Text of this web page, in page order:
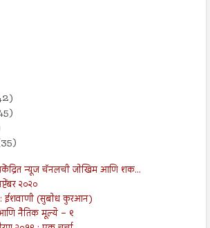
न्यूज चॅनलची जोखिम आणि शक...
२०२०
(सुबोध कुरआन)
नैतिक मूल्ये – ९